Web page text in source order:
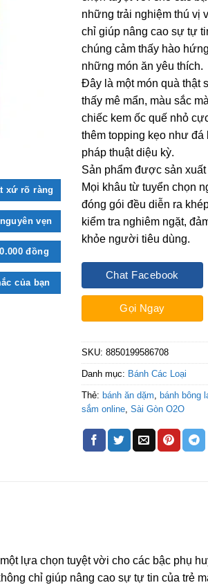
xứ rõ ràng
vẹn
đồng
của bạn
những trải nghiệm thú vị
chỉ giúp nâng cao sự tự
chúng cảm thấy hào
những món ăn yêu thích.
Đây là một món quà thật
thấy mê mẩn, màu sắc
chiếc kem ốc quế nhỏ
thêm topping kẹo như
pháp thuật diệu kỳ.
Sản phẩm được sản
Mọi khâu từ tuyển chọn
đóng gói đều diễn ra
kiểm tra nghiêm ngặt,
khỏe người tiêu dùng.
Chat Facebook
Gọi Ngay
SKU:8850199586708
Danh mục: Bánh Các Loại
Thẻ: bánh ăn dặm, bánh bông
sắm online,Sài Gòn O2O
lựa chọn tuyệt vời cho các bậc phụ
chỉ giúp nâng cao sự tự tin của trẻ